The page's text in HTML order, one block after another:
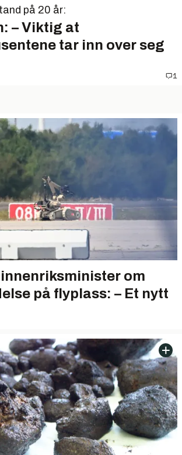
på 20 år:
– Viktig at
tar inn over seg
1
om
på flyplass: – Et nytt